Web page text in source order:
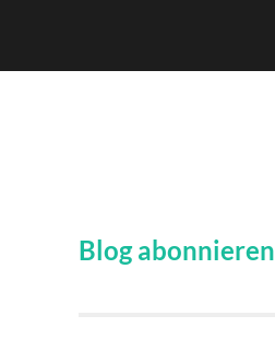
Blog abonnieren